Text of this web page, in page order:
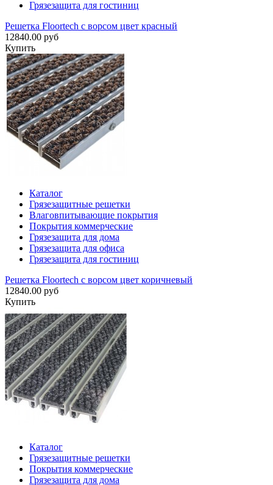
Грязезащита для гостиниц
Решетка Floortech с ворсом цвет красный
12840.00 руб
Купить
Каталог
Грязезащитные решетки
Влаговпитывающие покрытия
Покрытия коммерческие
Грязезащита для дома
Грязезащита для офиса
Грязезащита для гостиниц
Решетка Floortech с ворсом цвет коричневый
12840.00 руб
Купить
Каталог
Грязезащитные решетки
Покрытия коммерческие
Грязезащита для дома